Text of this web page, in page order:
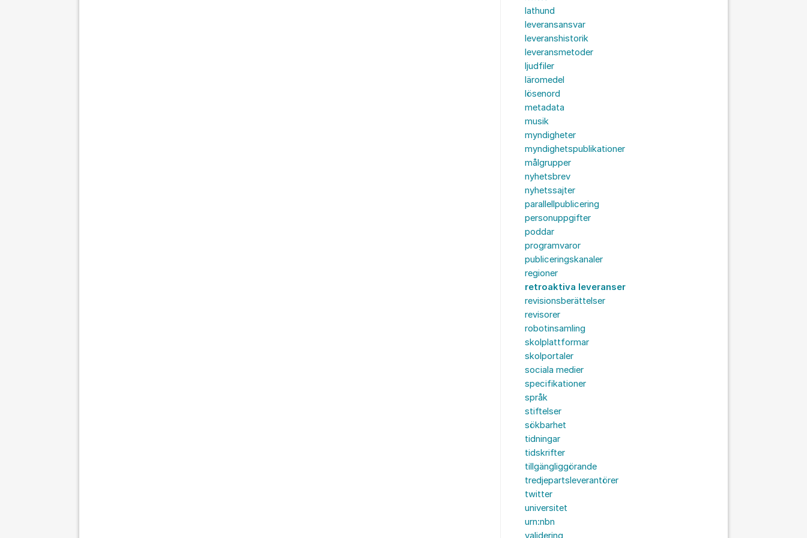
lathund
leveransansvar
leveranshistorik
leveransmetoder
ljudfiler
läromedel
lösenord
metadata
musik
myndigheter
myndighetspublikationer
målgrupper
nyhetsbrev
nyhetssajter
parallellpublicering
personuppgifter
poddar
programvaror
publiceringskanaler
regioner
retroaktiva leveranser
revisionsberättelser
revisorer
robotinsamling
skolplattformar
skolportaler
sociala medier
specifikationer
språk
stiftelser
sökbarhet
tidningar
tidskrifter
tillgängliggörande
tredjepartsleverantörer
twitter
universitet
urn:nbn
validering